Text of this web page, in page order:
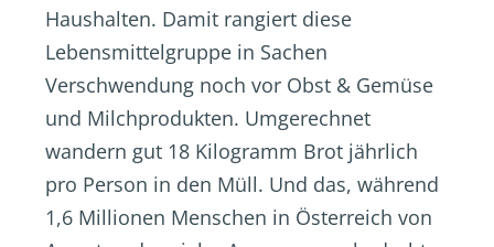
Haushalten. Damit rangiert diese
Lebensmittelgruppe in Sachen
Verschwendung noch vor Obst & Gemüse
und Milchprodukten. Umgerechnet
wandern gut 18 Kilogramm Brot jährlich
pro Person in den Müll. Und das, während
1,6 Millionen Menschen in Österreich von